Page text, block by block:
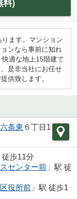
料)
ます。マンション
ンなら事前に知れ
適な地上15階建て
是非当社にお任せ
供致します。
条東 ６丁目1
徒歩11分
センター前」駅 徒
役所前」駅 徒歩1